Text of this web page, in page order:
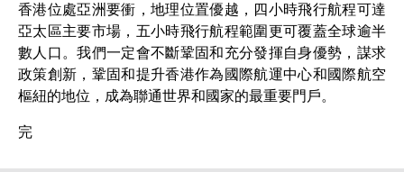
香港位處亞洲要衝，地理位置優越，四小時飛行航程可達
亞太區主要市場，五小時飛行航程範圍更可覆蓋全球逾半
數人口。我們一定會不斷鞏固和充分發揮自身優勢，謀求
政策創新，鞏固和提升香港作為國際航運中心和國際航空
樞紐的地位，成為聯通世界和國家的最重要門戶。
完